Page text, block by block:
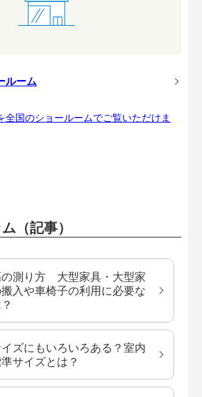
ルーム
全国のショールームでご覧いただけま
（記事）
の測り方 大型家具・大型家
入や車椅子の利用に必要な
イズにもいろいろある？室内
サイズとは？